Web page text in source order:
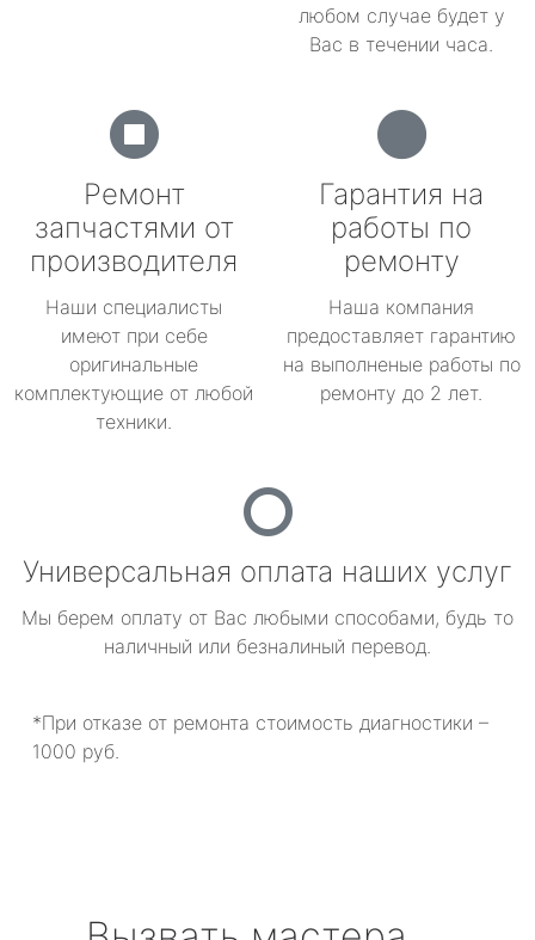
любом случае будет у
Вас в течении часа.
Ремонт
запчастями от
производителя
Наши специалисты
имеют при себе
оригинальные
комплектующие от любой
техники.
Гарантия на
работы по
ремонту
Наша компания
предоставляет гарантию
на выполненые работы по
ремонту до 2 лет.
Универсальная оплата наших услуг
Мы берем оплату от Вас любыми способами, будь то
наличный или безналиный перевод.
*При отказе от ремонта стоимость диагностики –
1000 руб.